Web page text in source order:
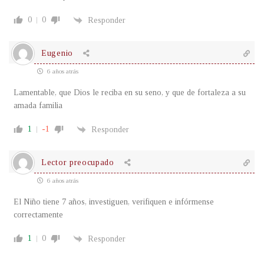
0 0 Responder
Eugenio
6 años atrás
Lamentable, que Dios le reciba en su seno, y que de fortaleza a su
amada familia
1 -1 Responder
Lector preocupado
6 años atrás
El Niño tiene 7 años, investiguen, verifiquen e infórmense
correctamente
1 0 Responder